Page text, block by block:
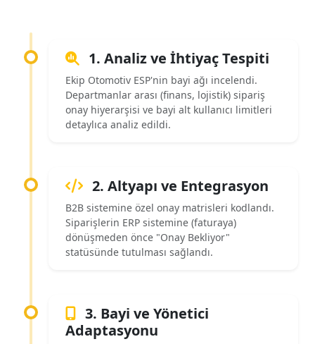
1. Analiz ve İhtiyaç Tespiti
Ekip Otomotiv ESP'nin bayi ağı incelendi.
Departmanlar arası (finans, lojistik) sipariş
onay hiyerarşisi ve bayi alt kullanıcı limitleri
detaylıca analiz edildi.
2. Altyapı ve Entegrasyon
B2B sistemine özel onay matrisleri kodlandı.
Siparişlerin ERP sistemine (faturaya)
dönüşmeden önce "Onay Bekliyor"
statüsünde tutulması sağlandı.
3. Bayi ve Yönetici
Adaptasyonu